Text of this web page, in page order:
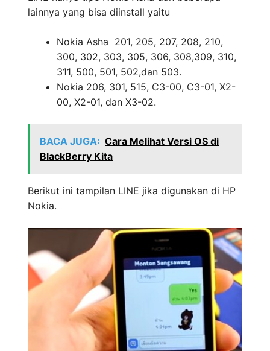
lainnya yang bisa diinstall yaitu
Nokia Asha 201, 205, 207, 208, 210,
300, 302, 303, 305, 306, 308,309, 310,
311, 500, 501, 502,dan 503.
Nokia 206, 301, 515, C3-00, C3-01, X2-
00, X2-01, dan X3-02.
BACA JUGA: Cara Melihat Versi OS di
BlackBerry Kita
Berikut ini tampilan LINE jika digunakan di HP
Nokia.